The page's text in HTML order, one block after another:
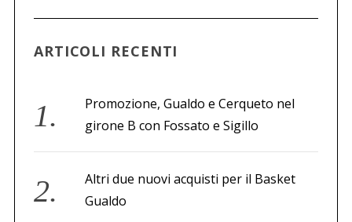
ARTICOLI RECENTI
Promozione, Gualdo e Cerqueto nel
girone B con Fossato e Sigillo
Altri due nuovi acquisti per il Basket
Gualdo